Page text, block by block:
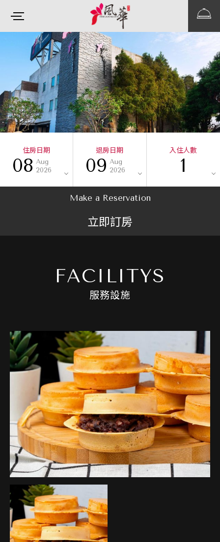
住房日期
08 Aug
2026
退房日期
09 Aug
2026
入住人數
1
Make a Reservation
立即訂房
FACILITYS
服務設施